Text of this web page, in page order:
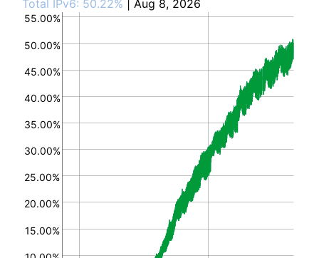
Total IPv6: 50.22% | Aug 8, 2026
15.00%
20.00%
25.00%
30.00%
35.00%
40.00%
45.00%
50.00%
55.00%